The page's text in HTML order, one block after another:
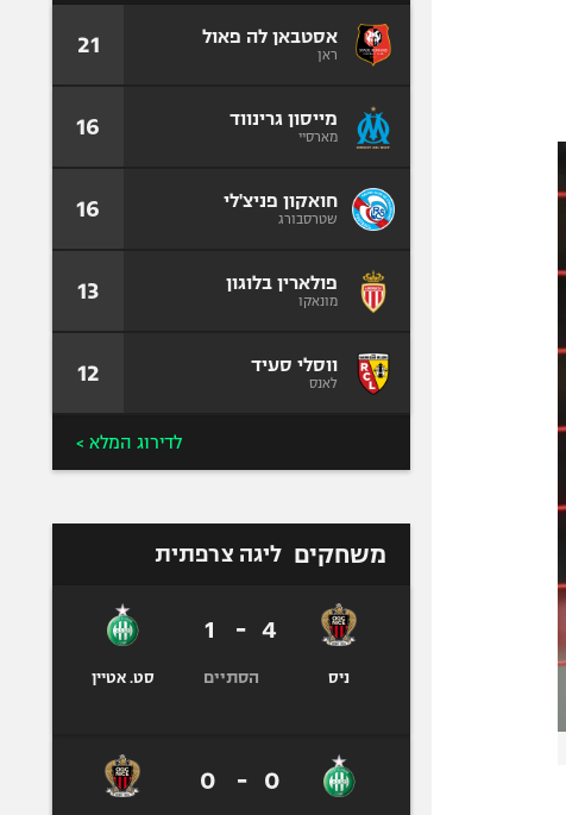
אסטבאן לה פאול
ראן 21
מייסון גרינווד
מארסיי 16
חואקון פניצ'לי
שטרסבורג 16
פולארין בלוגון
מונאקו 13
ווסלי סעיד
לאנס 12
לדירוג המלא >
משחקים ליגה צרפתית
ניס
4
-
1
הסתיים סט. אטיין
0
-
0